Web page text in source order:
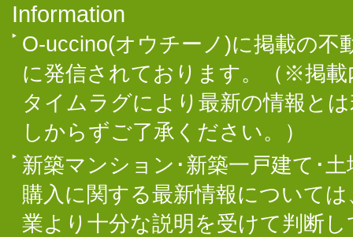
Information
O-uccino(オウチーノ)に掲載の不
に発信されております。（※掲
タイムラグにより最新の情報と
しからずご了承ください。）
新築マンション･新築一戸建て･
購入に関する最新情報について
業より十分な説明を受けて判断